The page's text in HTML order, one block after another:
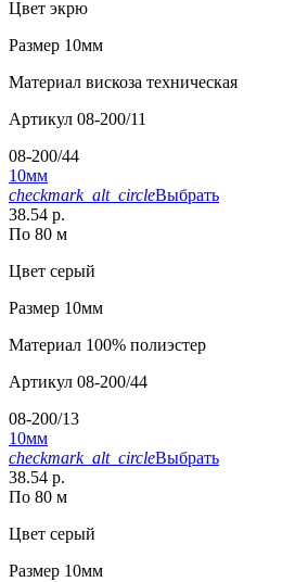
Цвет экрю
Размер 10мм
Материал вискоза техническая
Артикул 08-200/11
08-200/44
10мм
checkmark_alt_circleВыбрать
38.54 р.
По 80 м
Цвет серый
Размер 10мм
Материал 100% полиэстер
Артикул 08-200/44
08-200/13
10мм
checkmark_alt_circleВыбрать
38.54 р.
По 80 м
Цвет серый
Размер 10мм